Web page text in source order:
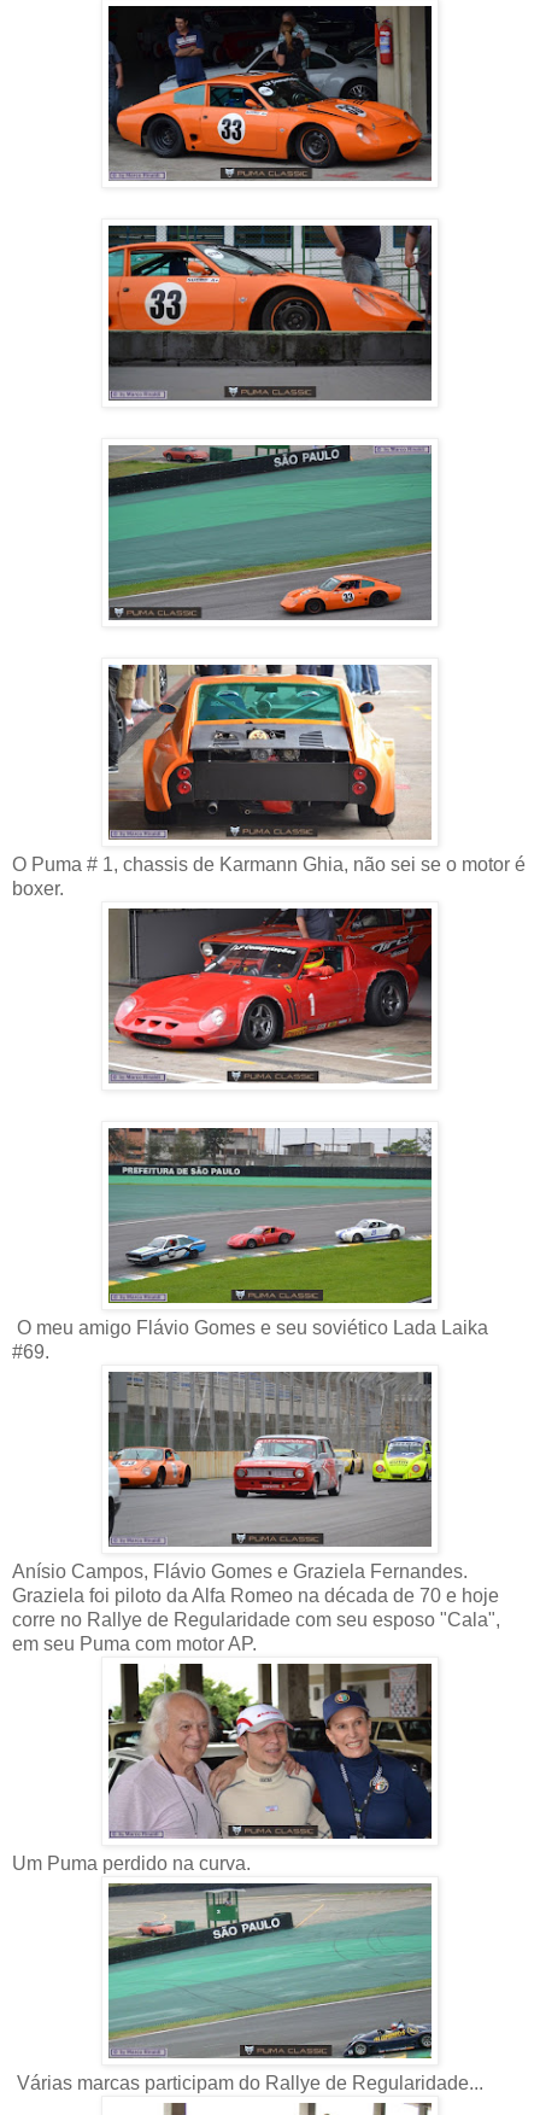
O Puma # 1, chassis de Karmann Ghia, não sei se o motor é
boxer.
O meu amigo Flávio Gomes e seu soviético Lada Laika
#69.
Anísio Campos, Flávio Gomes e Graziela Fernandes.
Graziela foi piloto da Alfa Romeo na década de 70 e hoje
corre no Rallye de Regularidade com seu esposo "Cala",
em seu Puma com motor AP.
Um Puma perdido na curva.
Várias marcas participam do Rallye de Regularidade...